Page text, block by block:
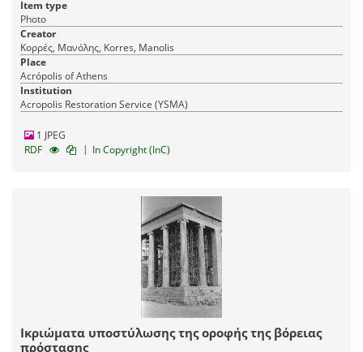
Item type
Photo
Creator
Κορρές, Μανόλης, Korres, Manolis
Place
Acrópolis of Athens
Institution
Acropolis Restoration Service (YSMA)
1 JPEG
RDF
| In Copyright (InC)
Ικριώματα υποστύλωσης της οροφής της βόρειας
πρόστασης